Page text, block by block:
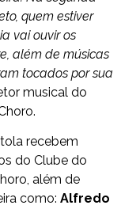
quem estiver
vai ouvir os
além de músicas
tocados por sua
musical do
recebem
do Clube do
além de
como: Alfredo